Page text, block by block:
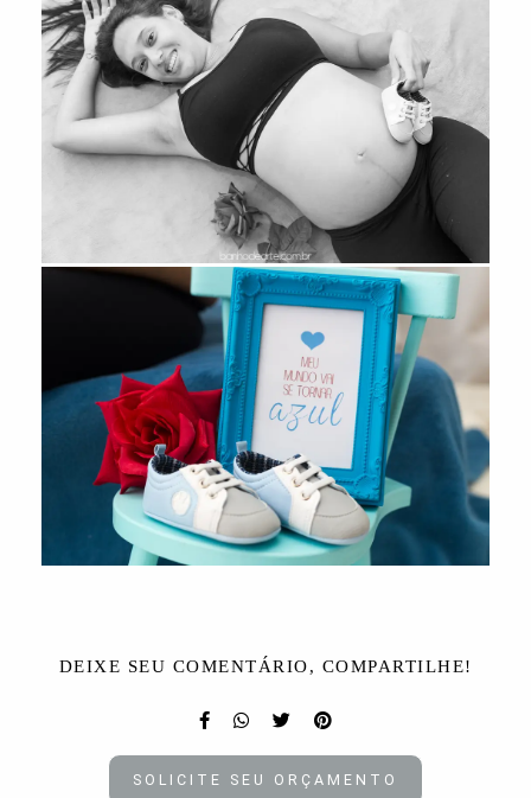
DEIXE SEU COMENTÁRIO, COMPARTILHE!
SOLICITE SEU ORÇAMENTO